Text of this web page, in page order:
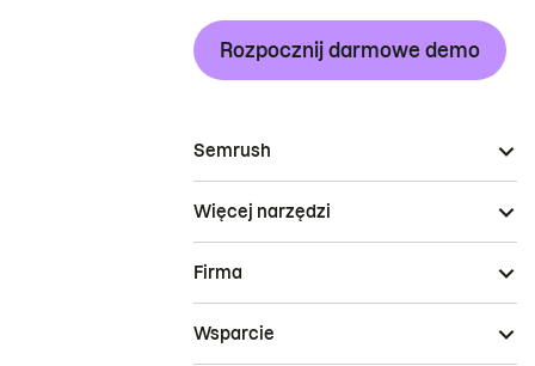
Rozpocznij darmowe demo
Semrush
Więcej narzędzi
Firma
Wsparcie